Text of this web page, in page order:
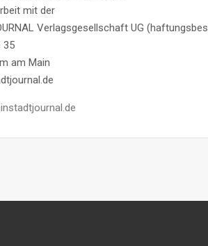
mit der
Verlagsgesellschaft UG
35
am Main